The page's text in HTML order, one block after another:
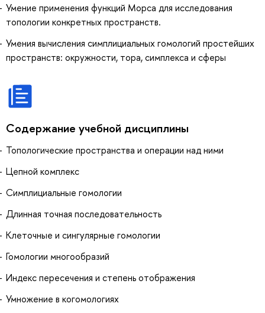
Умение применения функций Морса для исследования
топологии конкретных пространств.
Умения вычисления симплициальных гомологий простейших
пространств: окружности, тора, симплекса и сферы
Содержание учебной дисциплины
Топологические пространства и операции над ними
Цепной комплекс
Симплициальные гомологии
Длинная точная последовательность
Клеточные и сингулярные гомологии
Гомологии многообразий
Индекс пересечения и степень отображения
Умножение в когомологиях